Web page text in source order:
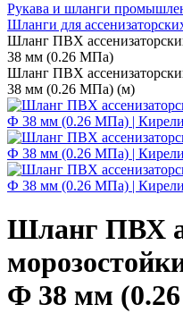
Рукава и шланги
Шланги для
Шланг ПВХ
38 мм (0.26 МПа)
Шланг ПВХ
38 мм (0.26 МПа) (м)
Шланг ПВХ
Ф 38 мм